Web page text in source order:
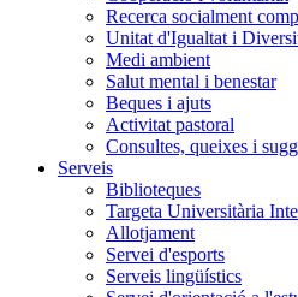
Recerca socialment
Unitat d'Igualtat i
Medi ambient
Salut mental i benestar
Beques i ajuts
Activitat pastoral
Consultes, queixes i
Serveis
Biblioteques
Targeta Universitària
Allotjament
Servei d'esports
Serveis lingüístics